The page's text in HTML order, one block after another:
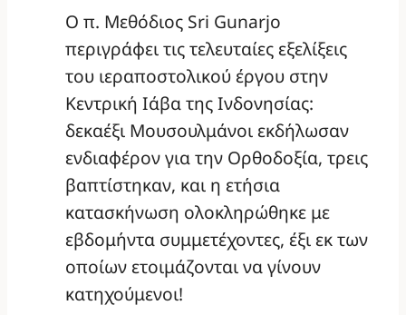
Ο π. Μεθόδιος Sri Gunarjo
περιγράφει τις τελευταίες εξελίξεις
του ιεραποστολικού έργου στην
Κεντρική Ιάβα της Ινδονησίας:
δεκαέξι Μουσουλμάνοι εκδήλωσαν
ενδιαφέρον για την Ορθοδοξία, τρεις
βαπτίστηκαν, και η ετήσια
κατασκήνωση ολοκληρώθηκε με
εβδομήντα συμμετέχοντες, έξι εκ των
οποίων ετοιμάζονται να γίνουν
κατηχούμενοι!